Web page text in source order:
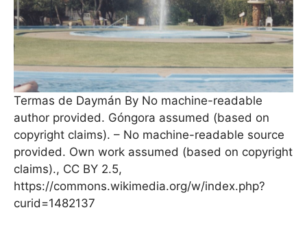
Termas de Daymán By No machine-readable
author provided. Góngora assumed (based on
copyright claims). – No machine-readable source
provided. Own work assumed (based on copyright
claims)., CC BY 2.5,
https://commons.wikimedia.org/w/index.php?
curid=1482137